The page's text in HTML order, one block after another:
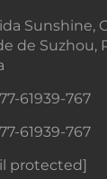
Sunshine,
de Suzhou,
61939-767
61939-767
protected]